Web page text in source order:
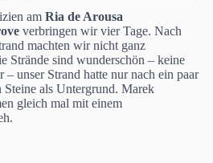
am Ria de Arousa
verbringen wir vier Tage. Nach
machten wir nicht ganz
Strände sind wunderschön – keine
– unser Strand hatte nur nach ein paar
Steine als Untergrund. Marek
gleich mal mit einem